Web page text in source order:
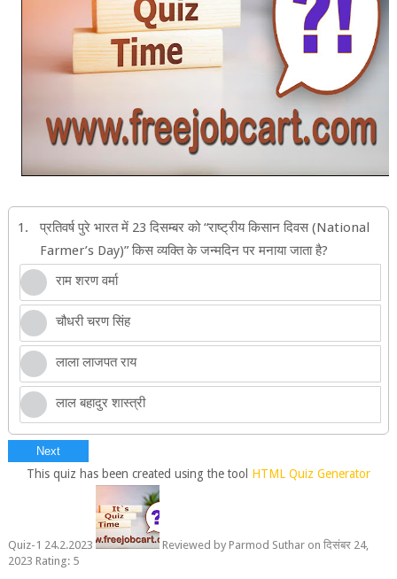
1.
प्रतिवर्ष पुरे भारत में 23 दिसम्बर को “राष्ट्रीय किसान दिवस (National
Farmer’s Day)” किस व्यक्ति के जन्मदिन पर मनाया जाता है?
राम शरण वर्मा
चौधरी चरण सिंह
लाला लाजपत राय
लाल बहादुर शास्त्री
Next
This quiz has been created using the tool HTML Quiz Generator
Quiz-1 24.2.2023 Reviewed by Parmod Sutharon दिसंबर 24,
2023 Rating: 5